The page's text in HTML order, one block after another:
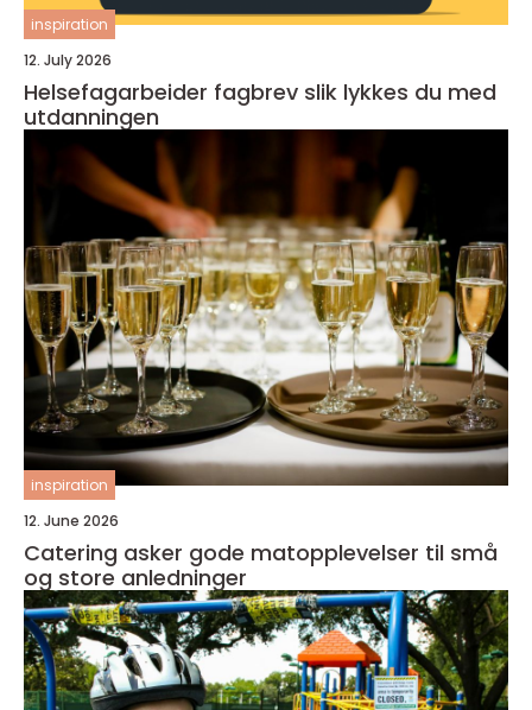
inspiration
12. July 2026
Helsefagarbeider fagbrev slik lykkes du med
utdanningen
inspiration
12. June 2026
Catering asker gode matopplevelser til små
og store anledninger